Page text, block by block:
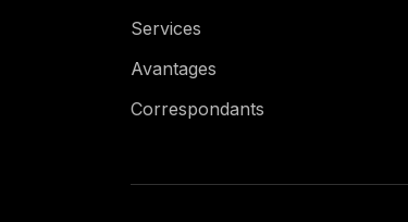
Services
Avantages
Correspondants